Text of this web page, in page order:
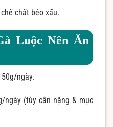
chất béo xấu.
Luộc Nên Ăn
ngày.
ngày (tùy cân nặng & mục